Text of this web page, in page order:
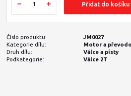
Přidat do košíku
Číslo produktu:
JM0027
Kategorie dílu:
Motor a
Druh dílu:
Válce a písty
Podkategorie:
Válce 2T